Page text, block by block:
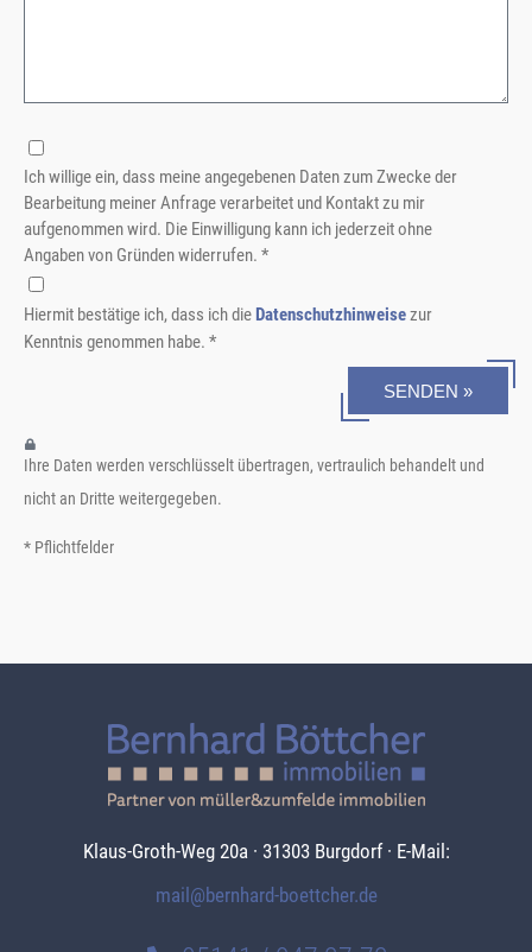
Klaus-Groth-Weg 20a · 31303 Burgdorf · E-Mail:
mail@bernhard-boettcher.de
Ich willige ein, dass meine angegebenen Daten zum Zwecke der
Bearbeitung meiner Anfrage verarbeitet und Kontakt zu mir
aufgenommen wird. Die Einwilligung kann ich jederzeit ohne
Angaben von Gründen widerrufen. *
Hiermit bestätige ich, dass ich dieDatenschutzhinweisezur
Kenntnis genommen habe. *
SENDEN »
Ihre Daten werden verschlüsselt übertragen, vertraulich behandelt und
nicht an Dritte weitergegeben.
* Pflichtfelder